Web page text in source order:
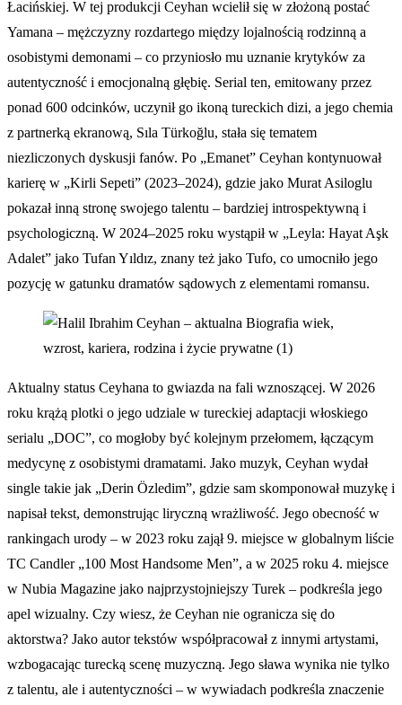
Łacińskiej. W tej produkcji Ceyhan wcielił się w złożoną postać
Yamana – mężczyzny rozdartego między lojalnością rodzinną a
osobistymi demonami – co przyniosło mu uznanie krytyków za
autentyczność i emocjonalną głębię. Serial ten, emitowany przez
ponad 600 odcinków, uczynił go ikoną tureckich dizi, a jego chemia
z partnerką ekranową, Sıla Türkoğlu, stała się tematem
niezliczonych dyskusji fanów. Po „Emanet” Ceyhan kontynuował
karierę w „Kirli Sepeti” (2023–2024), gdzie jako Murat Asiloglu
pokazał inną stronę swojego talentu – bardziej introspektywną i
psychologiczną. W 2024–2025 roku wystąpił w „Leyla: Hayat Aşk
Adalet” jako Tufan Yıldız, znany też jako Tufo, co umocniło jego
pozycję w gatunku dramatów sądowych z elementami romansu.
Aktualny status Ceyhana to gwiazda na fali wznoszącej. W 2026
roku krążą plotki o jego udziale w tureckiej adaptacji włoskiego
serialu „DOC”, co mogłoby być kolejnym przełomem, łączącym
medycynę z osobistymi dramatami. Jako muzyk, Ceyhan wydał
single takie jak „Derin Özledim”, gdzie sam skomponował muzykę i
napisał tekst, demonstrując liryczną wrażliwość. Jego obecność w
rankingach urody – w 2023 roku zajął 9. miejsce w globalnym liście
TC Candler „100 Most Handsome Men”, a w 2025 roku 4. miejsce
w Nubia Magazine jako najprzystojniejszy Turek – podkreśla jego
apel wizualny. Czy wiesz, że Ceyhan nie ogranicza się do
aktorstwa? Jako autor tekstów współpracował z innymi artystami,
wzbogacając turecką scenę muzyczną. Jego sława wynika nie tylko
z talentu, ale i autentyczności – w wywiadach podkreśla znaczenie